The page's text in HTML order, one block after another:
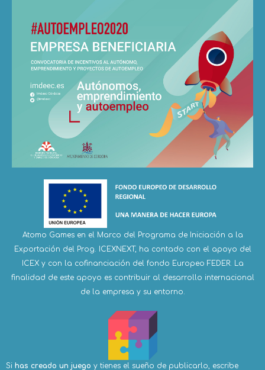
Atomo Games en el Marco del Programa de Iniciación a la
Exportación del Prog. ICEXNEXT, ha contado con el apoyo del
ICEX y con la cofinanciación del fondo Europeo FEDER. La
finalidad de este apoyo es contribuir al desarrollo internacional
de la empresa y su entorno.
Si has creado un juego y tienes el sueño de publicarlo, escribe